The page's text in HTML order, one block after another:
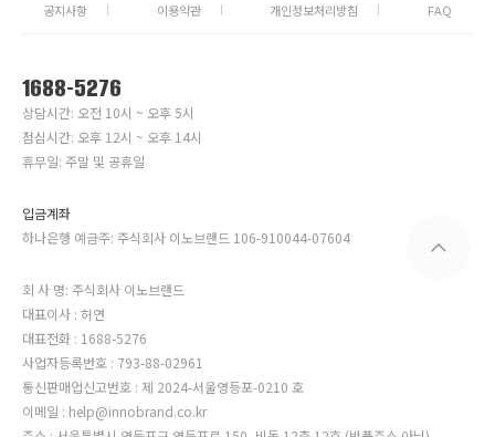
공지사항 이용약관 개인정보처리방침 FAQ
1688-5276
상담시간: 오전 10시 ~ 오후 5시
점심시간: 오후 12시 ~ 오후 14시
휴무일: 주말 및 공휴일
입금계좌
하나은행 예금주: 주식회사 이노브랜드 106-910044-07604
회 사 명: 주식회사 이노브랜드
대표이사 : 허연
대표전화 : 1688-5276
사업자등록번호 : 793-88-02961
통신판매업신고번호 : 제 2024-서울영등포-0210 호
이메일 : help@innobrand.co.kr